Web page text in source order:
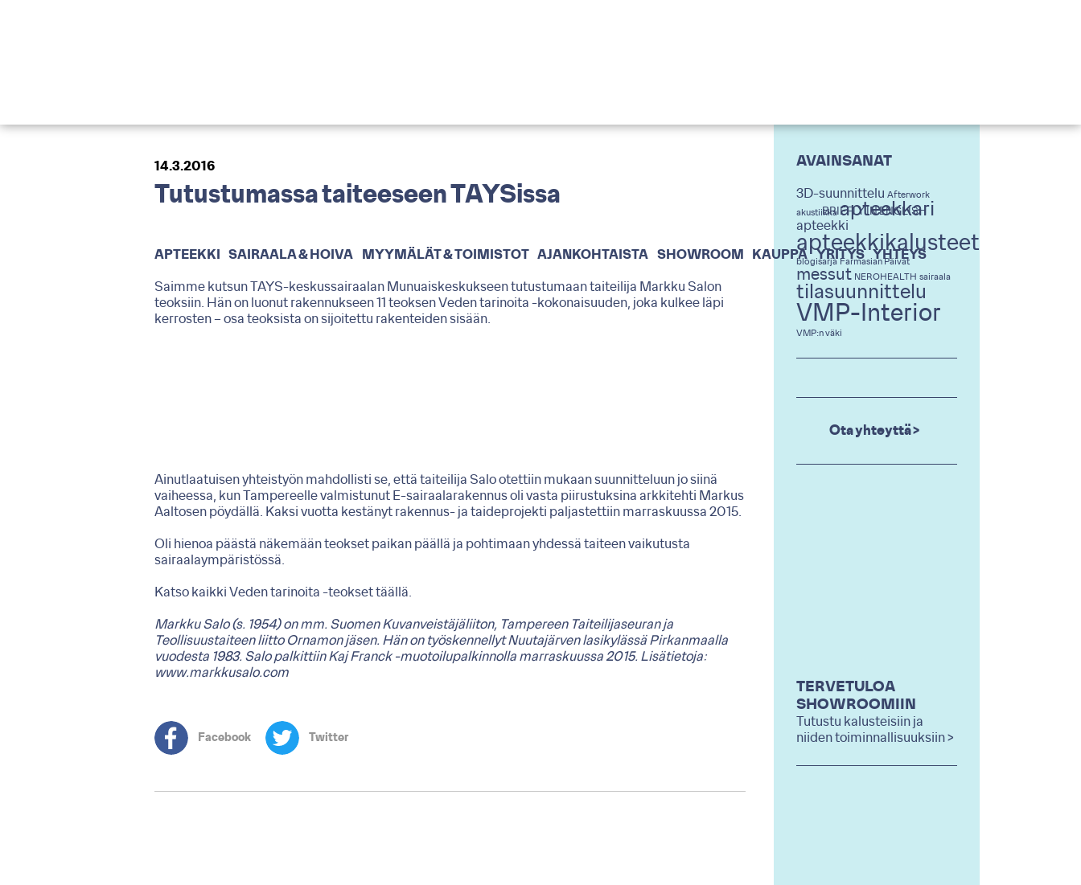
BRIEFLY IN ENGLISH
APTEEKKI SAIRAALA & HOIVA MYYMÄLÄT & TOIMISTOT AJANKOHTAISTA SHOWROOM KAUPPA YRITYS YHTEYS
14.3.2016
Tutustumassa taiteeseen TAYSissa
Saimme kutsun TAYS-keskussairaalan Munuaiskeskukseen tutustumaan taiteilija Markku Salon
teoksiin. Hän on luonut rakennukseen 11 teoksen Veden tarinoita -kokonaisuuden, joka kulkee läpi
kerrosten – osa teoksista on sijoitettu rakenteiden sisään.
Ainutlaatuisen yhteistyön mahdollisti se, että taiteilija Salo otettiin mukaan suunnitteluun jo siinä
vaiheessa, kun Tampereelle valmistunut E-sairaalarakennus oli vasta piirustuksina arkkitehti Markus
Aaltosen pöydällä. Kaksi vuotta kestänyt rakennus- ja taideprojekti paljastettiin marraskuussa 2015.
Oli hienoa päästä näkemään teokset paikan päällä ja pohtimaan yhdessä taiteen vaikutusta
sairaalaympäristössä.
Katso kaikki Veden tarinoita -teokset täällä.
Markku Salo (s. 1954) on mm. Suomen Kuvanveistäjäliiton, Tampereen Taiteilijaseuran ja
Teollisuustaiteen liitto Ornamon jäsen. Hän on työskennellyt Nuutajärven lasikylässä Pirkanmaalla
vuodesta 1983. Salo palkittiin Kaj Franck -muotoilupalkinnolla marraskuussa 2015. Lisätietoja:
www.markkusalo.com
Facebook Twitter
AVAINSANAT
3D-suunnittelu Afterwork
akustiikka apteekkari
apteekki
apteekkikalusteet
blogisarja Farmasian Päivät
messut NEROHEALTH sairaala
tilasuunnittelu
VMP-Interior
VMP:n väki
Ota yhteyttä >
TERVETULOA
SHOWROOMIIN
Tutustu kalusteisiin ja
niiden toiminnallisuuksiin >